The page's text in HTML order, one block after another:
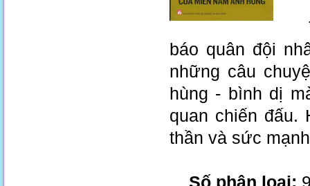
báo quân đội
những câu
hùng - bình dị
quan chiến đấu.
thần và sức
Số phân loại: